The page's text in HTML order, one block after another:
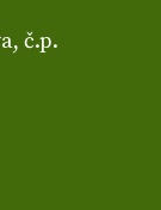
č.p.